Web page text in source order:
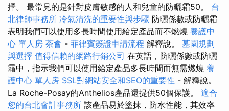
擇。 最常見的是針對皮膚敏感的人和兒童的防曬霜50。 台
北律師事務所 冷氣清洗的重要性與步驟 防曬係數或防曬霜
表明我們可以使用多長時間使用給定產品而不燃燒 養護中
心 單人房 茶會 - 菲律賓簽證申請流程 解釋說。 墓園規劃
與選擇 值得信賴的網路行銷公司 在英語，防曬係數或防曬
霜中，指示我們可以使用給定產品多長時間而無需燃燒 養
護中心 單人房 SSL對網站安全和SEO的重要性 - 解釋說。
La Roche-Posay的Anthelios產品還提供50個保護。 適合
您的台北會計事務所 該產品易於塗抹，防水性能，其效率